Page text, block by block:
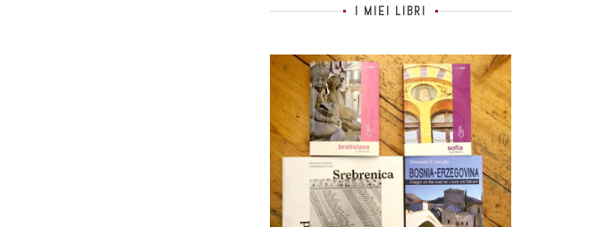
I MIEI LIBRI